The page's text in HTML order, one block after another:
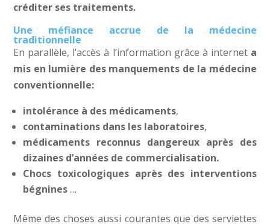
créditer ses traitements.
Une méfiance accrue de la médecine
traditionnelle
En parallèle, l’accès à l’information grâce à internet a
mis en lumière des manquements de la médecine
conventionnelle:
intolérance à des médicaments,
contaminations dans les laboratoires,
médicaments reconnus dangereux après des
dizaines d’années de commercialisation.
Chocs toxicologiques après des interventions
bégnines…
Même des choses aussi courantes que des serviettes